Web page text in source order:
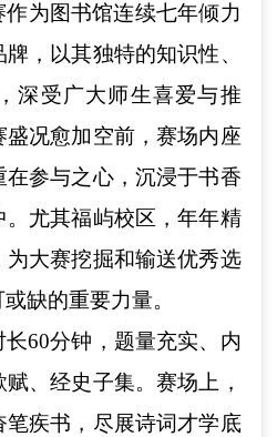
为图书馆连续七年倾力
，以其独特的知识性、
深受广大师生喜爱与推
况愈加空前，赛场内座
参与之心，沉浸于书香
尤其福屿校区，年年精
大赛挖掘和输送优秀选
缺的重要力量。
长60分钟，题量充实、内
、经史子集。赛场上，
疾书，尽展诗词才学底